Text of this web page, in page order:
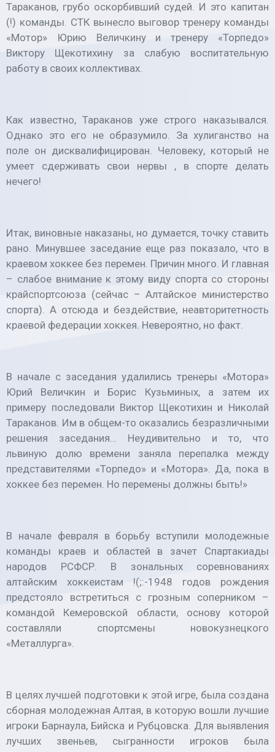
Тараканов, грубо оскорбивший судей. И это капитан
(!) команды. СТК вынесло выговор тренеру команды
«Мотор» Юрию Величкину и тренеру «Торпедо»
Виктору Щекотихину за слабую воспитательную
работу в своих коллективах.
Как известно, Тараканов уже строго наказывался.
Однако это его не образумило. За хулиганство на
поле он дисквалифицирован. Человеку, который не
умеет сдерживать свои нервы , в спорте делать
нечего!
Итак, виновные наказаны, но думается, точку ставить
рано. Минувшее заседание еще раз показало, что в
краевом хоккее без перемен. Причин много. И главная
– слабое внимание к этому виду спорта со стороны
крайспортсоюза (сейчас – Алтайское министерство
спорта). А отсюда и бездействие, неавторитетность
краевой федерации хоккея. Невероятно, но факт.
В начале с заседания удалились тренеры «Мотора»
Юрий Величкин и Борис Кузьминых, а затем их
примеру последовали Виктор Щекотихин и Николай
Тараканов. Им в общем-то оказались безразличными
решения заседания… Неудивительно и то, что
львиную долю времени заняла перепалка между
представителями «Торпедо» и «Мотора». Да, пока в
хоккее без перемен. Но перемены должны быть!»
В начале февраля в борьбу вступили молодежные
команды краев и областей в зачет Спартакиады
народов РСФСР. В зональных соревнованиях
алтайским хоккеистам !(;:-1948 годов рождения
предстояло встретиться с грозным соперником –
командой Кемеровской области, основу которой
составляли спортсмены новокузнецкого
«Металлурга».
В целях лучшей подготовки к этой игре, была создана
сборная молодежная Алтая, в которую вошли лучшие
игроки Барнаула, Бийска и Рубцовска. Для выявления
лучших звеньев, сыгранности игроков была